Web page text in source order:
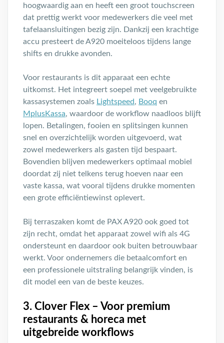
hoogwaardig aan en heeft een groot touchscreen
dat prettig werkt voor medewerkers die veel met
tafelaansluitingen bezig zijn. Dankzij een krachtige
accu presteert de A920 moeiteloos tijdens lange
shifts en drukke avonden.
Voor restaurants is dit apparaat een echte
uitkomst. Het integreert soepel met veelgebruikte
kassasystemen zoals Lightspeed, Booq en
MplusKassa, waardoor de workflow naadloos blijft
lopen. Betalingen, fooien en splitsingen kunnen
snel en overzichtelijk worden uitgevoerd, wat
zowel medewerkers als gasten tijd bespaart.
Bovendien blijven medewerkers optimaal mobiel
doordat zij niet telkens terug hoeven naar een
vaste kassa, wat vooral tijdens drukke momenten
een grote efficiëntiewinst oplevert.
Bij terraszaken komt de PAX A920 ook goed tot
zijn recht, omdat het apparaat zowel wifi als 4G
ondersteunt en daardoor ook buiten betrouwbaar
werkt. Voor ondernemers die betaalcomfort en
een professionele uitstraling belangrijk vinden, is
dit model een van de beste keuzes.
3. Clover Flex – Voor premium
restaurants & horeca met
uitgebreide workflows